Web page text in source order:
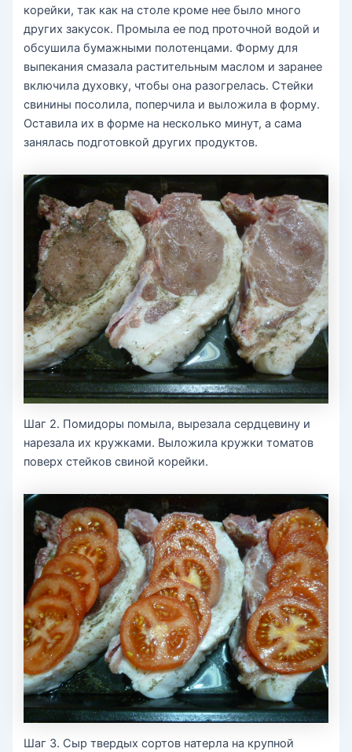
корейки, так как на столе кроме нее было много
других закусок. Промыла ее под проточной водой и
обсушила бумажными полотенцами. Форму для
выпекания смазала растительным маслом и заранее
включила духовку, чтобы она разогрелась. Стейки
свинины посолила, поперчила и выложила в форму.
Оставила их в форме на несколько минут, а сама
занялась подготовкой других продуктов.
Шаг 2. Помидоры помыла, вырезала сердцевину и
нарезала их кружками. Выложила кружки томатов
поверх стейков свиной корейки.
Шаг 3. Сыр твердых сортов натерла на крупной